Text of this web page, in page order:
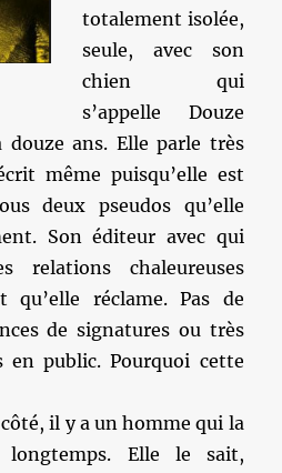
totalement isolée,
seule, avec son
chien qui
s’appelle Douze
ans. Elle parle très
même puisqu’elle est
deux pseudos qu’elle
Son éditeur avec qui
relations chaleureuses
qu’elle réclame. Pas de
de signatures ou très
en public. Pourquoi cette
côté, il y a un homme qui la
longtemps. Elle le sait,